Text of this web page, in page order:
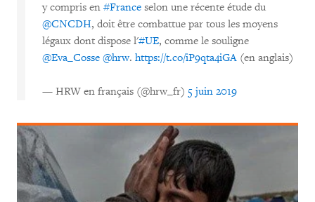
y compris en #France selon une récente étude du
@CNCDH, doit être combattue par tous les moyens
légaux dont dispose l'#UE, comme le souligne
@Eva_Cosse @hrw. https://t.co/iP9qta4iGA (en anglais)
— HRW en français (@hrw_fr) 5 juin 2019